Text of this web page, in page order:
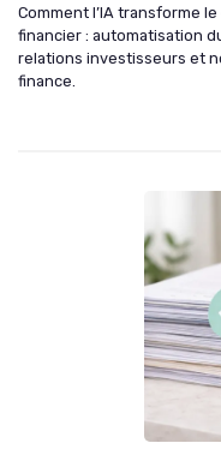
Comment l’IA transforme
financier : automatisation
relations investisseurs et
finance.